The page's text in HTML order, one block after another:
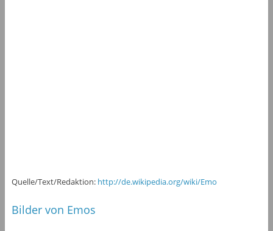
Quelle/Text/Redaktion: http://de.wikipedia.org/wiki/Emo
Bilder von Emos